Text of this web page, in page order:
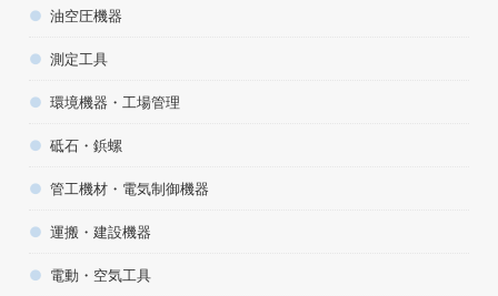
油空圧機器
測定工具
環境機器・工場管理
砥石・鋲螺
管工機材・電気制御機器
運搬・建設機器
電動・空気工具